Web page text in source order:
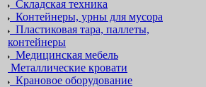
Складская техника
Контейнеры, урны для мусора
Пластиковая тара, паллеты,
контейнеры
Медицинская мебель
Металлические кровати
Крановое оборудование